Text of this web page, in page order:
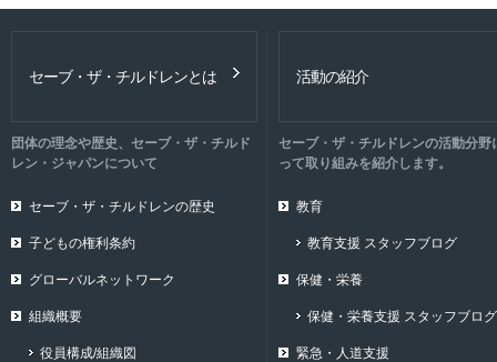
セーブ・ザ・チルドレンとは
団体の理念や歴史、セーブ・ザ・チルド
レン・ジャパンについて
セーブ・ザ・チルドレンの歴史
子どもの権利条約
グローバルネットワーク
組織概要
役員構成/組織図
活動の紹介
セーブ・ザ・チルドレンの活動分野
って取り組みを紹介します。
教育
教育支援 スタッフブログ
保健・栄養
保健・栄養支援 スタッフブログ
緊急・人道支援